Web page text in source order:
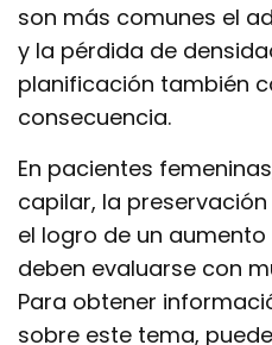
son más comunes el
y la pérdida de
planificación también
consecuencia.
En pacientes
capilar, la
el logro de un
deben evaluarse con
Para obtener
sobre este tema,